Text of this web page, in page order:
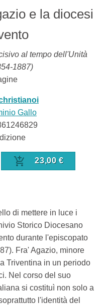
e la diocesi
al tempo dell'Unità
1887)
Gallo
23,00 €
di mettere in luce i
Storico Diocesano
durante l'episcopato
Fra' Agazio, minore
Triventina in un periodo
Nel corso del suo
si costituì non solo a
l'identità del